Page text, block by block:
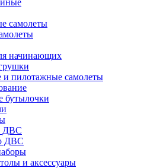
самолеты
начинающих
пилотажные самолеты
бутылочки
ДВС
ДВС
и аксессуары